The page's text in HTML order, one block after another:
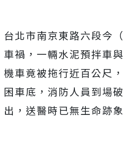
台北市南京東路六段今
車禍，一輛水泥預拌車
機車竟被拖行近百公尺
困車底，消防人員到場
出，送醫時已無生命跡象